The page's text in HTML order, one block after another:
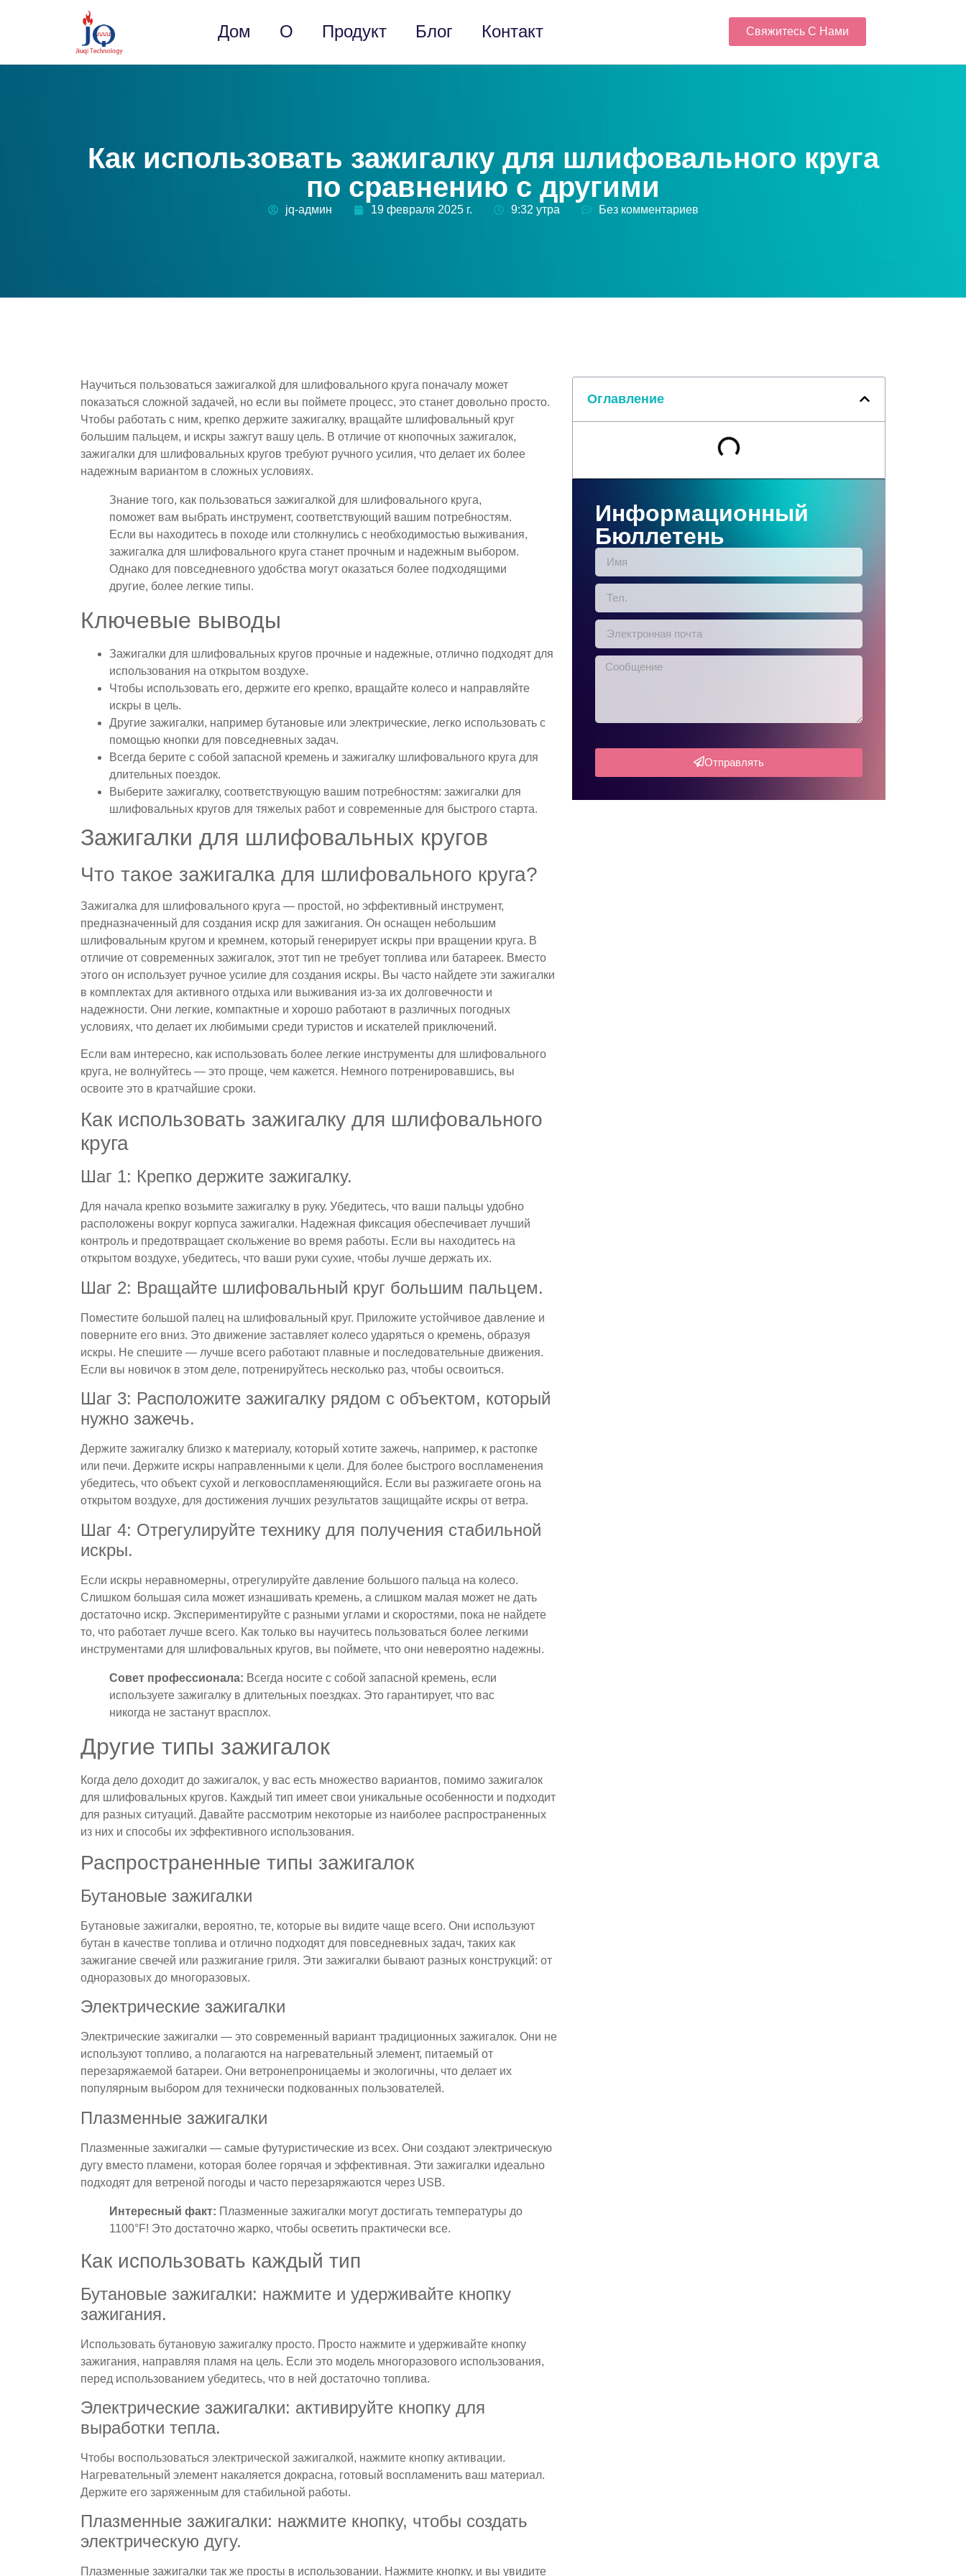
Дом О Продукт Блог Контакт Свяжитесь С Нами
Как использовать зажигалку для шлифовального круга
по сравнению с другими
jq-админ 19 февраля 2025 г. 9:32 утра Без комментариев
Научиться пользоваться зажигалкой для шлифовального круга поначалу может
показаться сложной задачей, но если вы поймете процесс, это станет довольно просто.
Чтобы работать с ним, крепко держите зажигалку, вращайте шлифовальный круг
большим пальцем, и искры зажгут вашу цель. В отличие от кнопочных зажигалок,
зажигалки для шлифовальных кругов требуют ручного усилия, что делает их более
надежным вариантом в сложных условиях.
Знание того, как пользоваться зажигалкой для шлифовального круга,
поможет вам выбрать инструмент, соответствующий вашим потребностям.
Если вы находитесь в походе или столкнулись с необходимостью выживания,
зажигалка для шлифовального круга станет прочным и надежным выбором.
Однако для повседневного удобства могут оказаться более подходящими
другие, более легкие типы.
Ключевые выводы
Зажигалки для шлифовальных кругов прочные и надежные, отлично подходят для
использования на открытом воздухе.
Чтобы использовать его, держите его крепко, вращайте колесо и направляйте
искры в цель.
Другие зажигалки, например бутановые или электрические, легко использовать с
помощью кнопки для повседневных задач.
Всегда берите с собой запасной кремень и зажигалку шлифовального круга для
длительных поездок.
Выберите зажигалку, соответствующую вашим потребностям: зажигалки для
шлифовальных кругов для тяжелых работ и современные для быстрого старта.
Зажигалки для шлифовальных кругов
Что такое зажигалка для шлифовального круга?
Зажигалка для шлифовального круга — простой, но эффективный инструмент,
предназначенный для создания искр для зажигания. Он оснащен небольшим
шлифовальным кругом и кремнем, который генерирует искры при вращении круга. В
отличие от современных зажигалок, этот тип не требует топлива или батареек. Вместо
этого он использует ручное усилие для создания искры. Вы часто найдете эти зажигалки
в комплектах для активного отдыха или выживания из-за их долговечности и
надежности. Они легкие, компактные и хорошо работают в различных погодных
условиях, что делает их любимыми среди туристов и искателей приключений.
Если вам интересно, как использовать более легкие инструменты для шлифовального
круга, не волнуйтесь — это проще, чем кажется. Немного потренировавшись, вы
освоите это в кратчайшие сроки.
Как использовать зажигалку для шлифовального
круга
Шаг 1: Крепко держите зажигалку.
Для начала крепко возьмите зажигалку в руку. Убедитесь, что ваши пальцы удобно
расположены вокруг корпуса зажигалки. Надежная фиксация обеспечивает лучший
контроль и предотвращает скольжение во время работы. Если вы находитесь на
открытом воздухе, убедитесь, что ваши руки сухие, чтобы лучше держать их.
Шаг 2: Вращайте шлифовальный круг большим пальцем.
Поместите большой палец на шлифовальный круг. Приложите устойчивое давление и
поверните его вниз. Это движение заставляет колесо ударяться о кремень, образуя
искры. Не спешите — лучше всего работают плавные и последовательные движения.
Если вы новичок в этом деле, потренируйтесь несколько раз, чтобы освоиться.
Шаг 3: Расположите зажигалку рядом с объектом, который
нужно зажечь.
Держите зажигалку близко к материалу, который хотите зажечь, например, к растопке
или печи. Держите искры направленными к цели. Для более быстрого воспламенения
убедитесь, что объект сухой и легковоспламеняющийся. Если вы разжигаете огонь на
открытом воздухе, для достижения лучших результатов защищайте искры от ветра.
Шаг 4: Отрегулируйте технику для получения стабильной
искры.
Если искры неравномерны, отрегулируйте давление большого пальца на колесо.
Слишком большая сила может изнашивать кремень, а слишком малая может не дать
достаточно искр. Экспериментируйте с разными углами и скоростями, пока не найдете
то, что работает лучше всего. Как только вы научитесь пользоваться более легкими
инструментами для шлифовальных кругов, вы поймете, что они невероятно надежны.
Совет профессионала: Всегда носите с собой запасной кремень, если
используете зажигалку в длительных поездках. Это гарантирует, что вас
никогда не застанут врасплох.
Другие типы зажигалок
Когда дело доходит до зажигалок, у вас есть множество вариантов, помимо зажигалок
для шлифовальных кругов. Каждый тип имеет свои уникальные особенности и подходит
для разных ситуаций. Давайте рассмотрим некоторые из наиболее распространенных
из них и способы их эффективного использования.
Распространенные типы зажигалок
Бутановые зажигалки
Бутановые зажигалки, вероятно, те, которые вы видите чаще всего. Они используют
бутан в качестве топлива и отлично подходят для повседневных задач, таких как
зажигание свечей или разжигание гриля. Эти зажигалки бывают разных конструкций: от
одноразовых до многоразовых.
Электрические зажигалки
Электрические зажигалки — это современный вариант традиционных зажигалок. Они не
используют топливо, а полагаются на нагревательный элемент, питаемый от
перезаряжаемой батареи. Они ветронепроницаемы и экологичны, что делает их
популярным выбором для технически подкованных пользователей.
Плазменные зажигалки
Плазменные зажигалки — самые футуристические из всех. Они создают электрическую
дугу вместо пламени, которая более горячая и эффективная. Эти зажигалки идеально
подходят для ветреной погоды и часто перезаряжаются через USB.
Интересный факт: Плазменные зажигалки могут достигать температуры до
1100°F! Это достаточно жарко, чтобы осветить практически все.
Как использовать каждый тип
Бутановые зажигалки: нажмите и удерживайте кнопку
зажигания.
Использовать бутановую зажигалку просто. Просто нажмите и удерживайте кнопку
зажигания, направляя пламя на цель. Если это модель многоразового использования,
перед использованием убедитесь, что в ней достаточно топлива.
Электрические зажигалки: активируйте кнопку для
выработки тепла.
Чтобы воспользоваться электрической зажигалкой, нажмите кнопку активации.
Нагревательный элемент накаляется докрасна, готовый воспламенить ваш материал.
Держите его заряженным для стабильной работы.
Плазменные зажигалки: нажмите кнопку, чтобы создать
электрическую дугу.
Плазменные зажигалки так же просты в использовании. Нажмите кнопку, и вы увидите
Оглавление
Информационный
Бюллетень
Отправлять